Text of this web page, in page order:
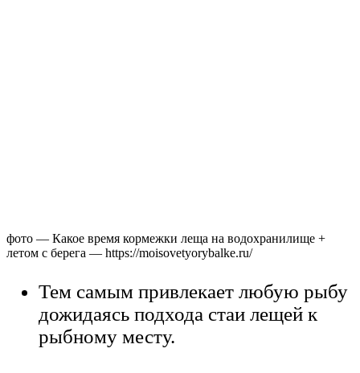
фото — Какое время кормежки леща на водохранилище +
летом с берега — https://moisovetyorybalke.ru/
Тем самым привлекает любую рыбу
дожидаясь подхода стаи лещей к
рыбному месту.